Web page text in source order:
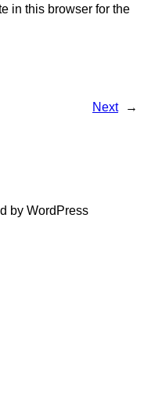
in this browser for the
Next →
by WordPress